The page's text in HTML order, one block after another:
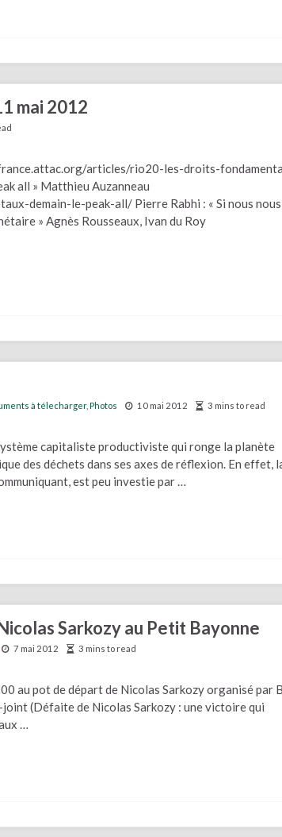
mai 2012
articles/rio20-les-droits-
all » Matthieu Auzanneau
demain-le-peak-all/ Pierre Rabhi : « Si nous nous
» Agnès Rousseaux, Ivan du Roy
à télecharger, Photos 10 mai 2012 3 mins to read
capitaliste productiviste qui ronge la planète
des déchets dans ses axes de réflexion. En effet,
est peu investie par …
Sarkozy au Petit Bayonne
7 mai 2012 3 mins to read
au pot de départ de Nicolas Sarkozy organisé par
(Défaite de Nicolas Sarkozy : une victoire qui
…